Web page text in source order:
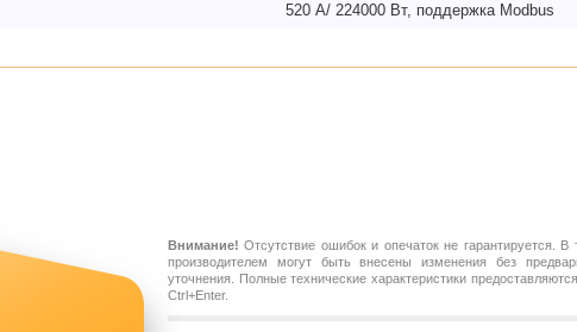
520 А/ 224000 Вт, поддержка Modbus
Внимание! Отсутствие ошибок и опечаток не гарантируется. В
производителем могут быть внесены изменения без
уточнения. Полные технические характеристики
Ctrl+Enter.